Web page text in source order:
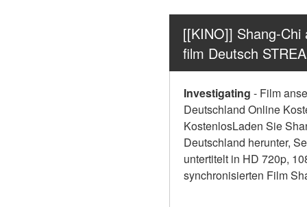
[[KINO]] Shang-
film Deutsch
Investigating - Film
Deutschland Online
KostenlosLaden Sie
Deutschland herunter,
untertitelt in HD 720p,
synchronisierten Film